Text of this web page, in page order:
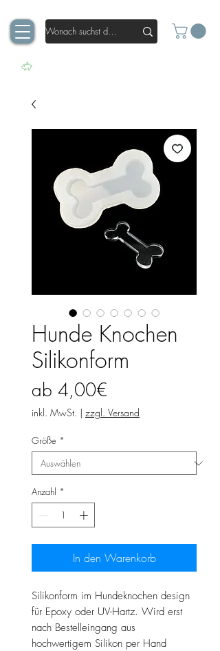
Hunde Knochen
Silikonform
ab 4,00€
Preis
inkl. MwSt. | zzgl. Versand
Größe *
Anzahl *
In den Warenkorb
Silikonform im Hundeknochen design
für Epoxy oder UV-Hartz. Wird erst
nach Bestelleingang aus
hochwertigem Silikon per Hand